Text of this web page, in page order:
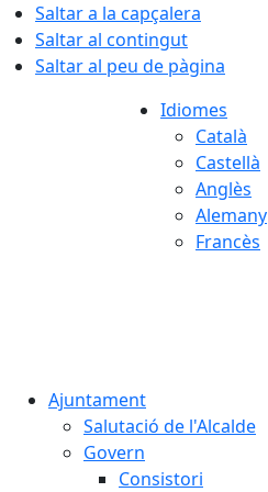
Saltar a la capçalera
Saltar al contingut
Saltar al peu de pàgina
Idiomes
Català
Castellà
Anglès
Alemany
Francès
Ajuntament
Salutació de l'Alcalde
Govern
Consistori